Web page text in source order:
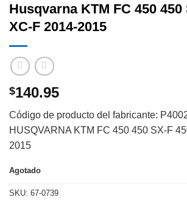
Husqvarna KTM FC 450 450
XC-F 2014-2015
$140.95
Código de producto del fabricante:
HUSQVARNA KTM FC 450 450 SX-F
2015
Agotado
SKU: 67-0739